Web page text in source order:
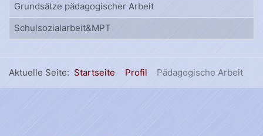
Grundsätze pädagogischer Arbeit
Schulsozialarbeit&MPT
Aktuelle Seite: Startseite Profil Pädagogische Arbeit